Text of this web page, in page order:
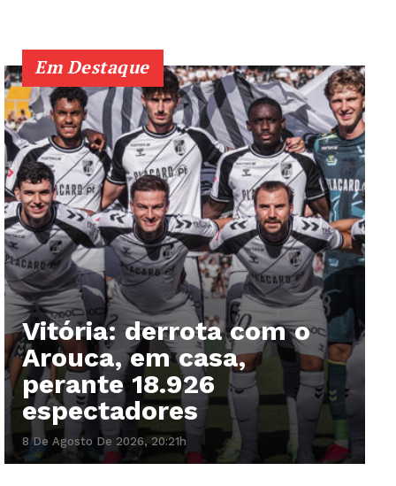
Em Destaque
Vitória: derrota com o
Arouca, em casa,
perante 18.926
espectadores
8 De Agosto De 2026, 20:21h